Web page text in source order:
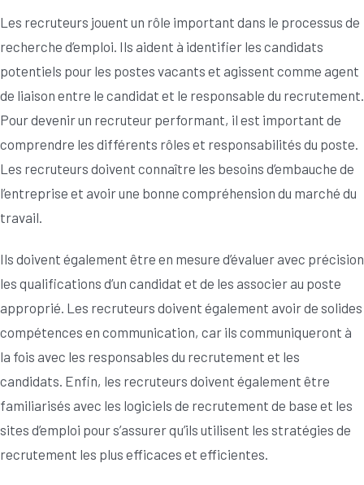
Les recruteurs jouent un rôle important dans le processus de
recherche d’emploi. Ils aident à identifier les candidats
potentiels pour les postes vacants et agissent comme agent
de liaison entre le candidat et le responsable du recrutement.
Pour devenir un recruteur performant, il est important de
comprendre les différents rôles et responsabilités du poste.
Les recruteurs doivent connaître les besoins d’embauche de
l’entreprise et avoir une bonne compréhension du marché du
travail.
Ils doivent également être en mesure d’évaluer avec précision
les qualifications d’un candidat et de les associer au poste
approprié. Les recruteurs doivent également avoir de solides
compétences en communication, car ils communiqueront à
la fois avec les responsables du recrutement et les
candidats. Enfin, les recruteurs doivent également être
familiarisés avec les logiciels de recrutement de base et les
sites d’emploi pour s’assurer qu’ils utilisent les stratégies de
recrutement les plus efficaces et efficientes.